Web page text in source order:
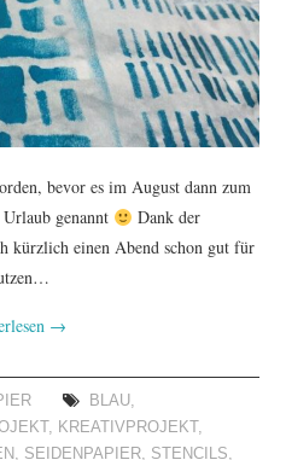
bevor es im August dann zum
genannt
Dank der
kürzlich einen Abend schon gut für
→
BLAU,
, KREATIVPROJEKT ,
, SEIDENPAPIER, STENCILS,